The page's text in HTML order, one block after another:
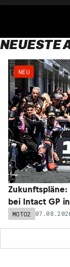
NEUESTE
NEU
Zukunftspläne:
bei Intact GP
MOTO2